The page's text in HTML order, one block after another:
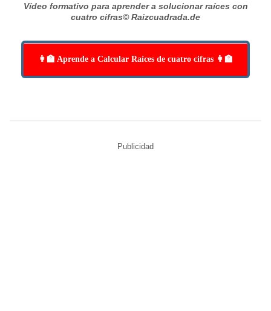
Vídeo formativo para aprender a solucionar raíces con
cuatro cifras© Raizcuadrada.de
👩‍🏫 Aprende a Calcular Raíces de cuatro cifras 👩‍🏫
Publicidad